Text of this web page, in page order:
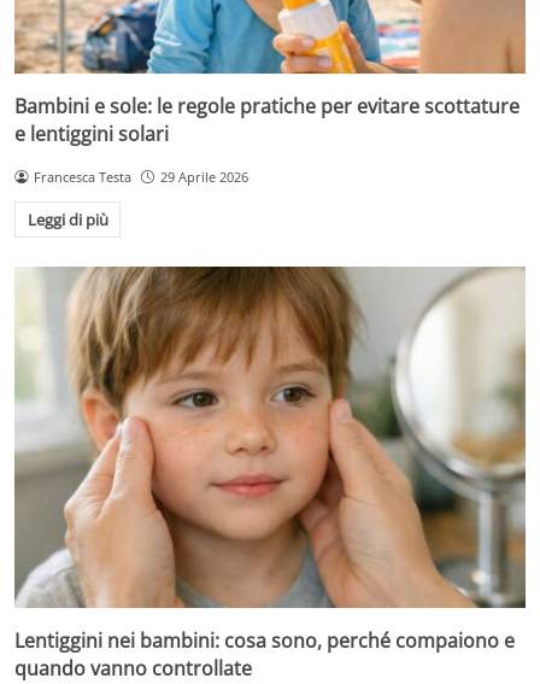
Bambini e sole: le regole pratiche per evitare scottature
e lentiggini solari
Francesca Testa 29 Aprile 2026
Leggi di più
Lentiggini nei bambini: cosa sono, perché compaiono e
quando vanno controllate